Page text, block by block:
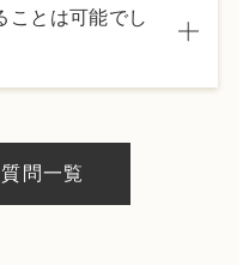
細は受付スタッ
ことは可能でし
当日の施術をご
お気軽にご相談
問一覧